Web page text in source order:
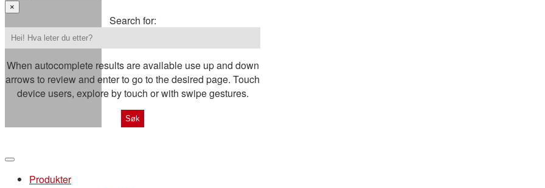
×
Search for:
When autocomplete results are available use up and down
arrows to review and enter to go to the desired page. Touch
device users, explore by touch or with swipe gestures.
Produkter